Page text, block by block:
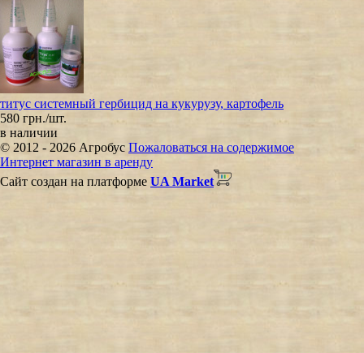
титус системный гербицид на кукурузу, картофель
580 грн./шт.
в наличии
© 2012 - 2026 Агробус Пожаловаться на содержимое
Интернет магазин в аренду
Сайт создан на платформе UA Market